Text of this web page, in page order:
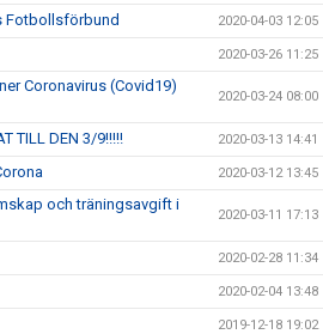
Fotbollsförbund 2020-04-03 12:05
2020-03-26 11:25
Coronavirus (Covid19)
2020-03-24 08:00
TILL DEN 3/9!!!!! 2020-03-13 14:41
2020-03-12 13:45
och träningsavgift i
2020-03-11 17:13
2020-02-28 11:34
2020-02-04 13:48
2019-12-18 19:02